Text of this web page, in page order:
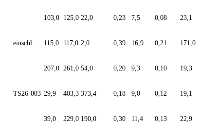
103,0 125,0 22,0 0,23 7,5 0,08 23,1
einschl. 115,0 117,0 2,0 0,39 16,9 0,21 171,0
207,0 261,0 54,0 0,20 9,3 0,10 19,3
TS26-003 29,9 403,3 373,4 0,18 9,0 0,12 19,1
39,0 229,0 190,0 0,30 11,4 0,13 22,9